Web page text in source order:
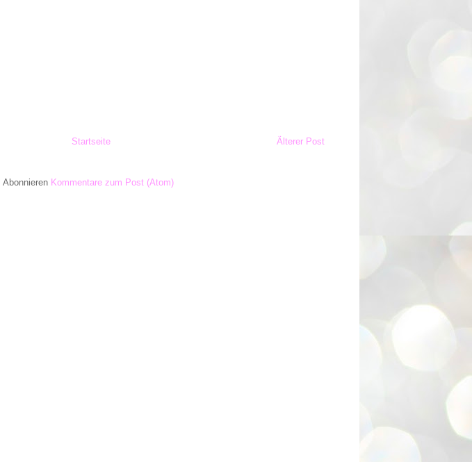
Älterer Post
Startseite
Abonnieren Kommentare zum Post (Atom)